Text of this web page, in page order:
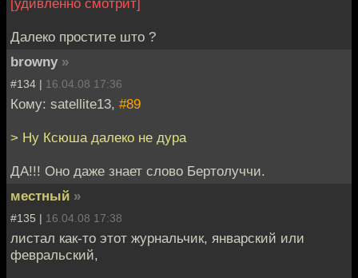
[удивленно смотрит]
Далеко простите што ?
browny »
#134 | 16.04.08 17:36
Кому: satellite13, #89
> Ну Ксюша далеко не дура
ДА!!! Оно даже знает слово Бертолуччи.
местный »
#135 | 16.04.08 17:38
листал как-то этот журнальчик, январский или
февральский,